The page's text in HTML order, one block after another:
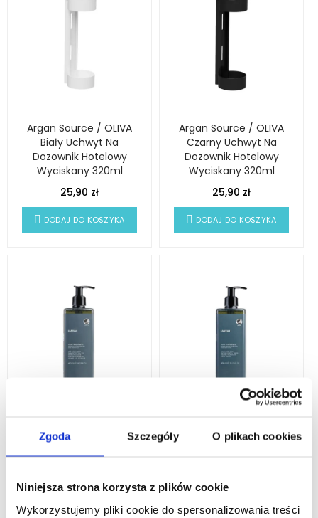
Zgoda Szczegóły O plikach cookies
Niniejsza strona korzysta z plików cookie
Wykorzystujemy pliki cookie do spersonalizowania treści
Argan Source / OLIVA
Biały Uchwyt Na
Dozownik Hotelowy
Wyciskany 320ml
25,90 zł
DODAJ DO KOSZYKA
Argan Source / OLIVA
Czarny Uchwyt Na
Dozownik Hotelowy
Wyciskany 320ml
25,90 zł
DODAJ DO KOSZYKA
Włosów I Ciała 2w1
480ml ANYAH "Nordic
26,19 zł
Płynie 480ml ANYAH
26,19 zł